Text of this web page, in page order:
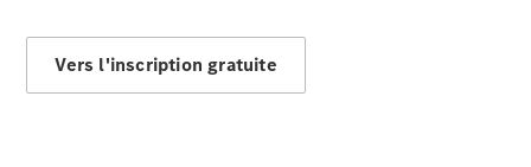
Assistance
en cas de
panne ou
Vers l'inscription gratuite